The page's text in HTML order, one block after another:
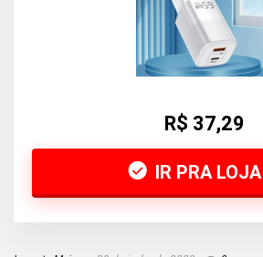
R$ 37,29
IR PRA LOJA